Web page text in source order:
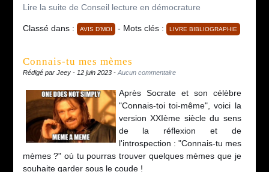
Lire la suite de Conseil lecture en démocrature
Classé dans : AVIS D'MOI - Mots clés : LIVRE BIBLIOGRAPHIE
Connais-tu mes mèmes
Rédigé par Jeey - 12 juin 2023 - Aucun commentaire
Après Socrate et son célèbre
"Connais-toi toi-même", voici la
version XXIème siècle du sens
de la réflexion et de
l'introspection : "Connais-tu mes
mèmes ?" où tu pourras trouver quelques mèmes que je
souhaite garder sous le coude !